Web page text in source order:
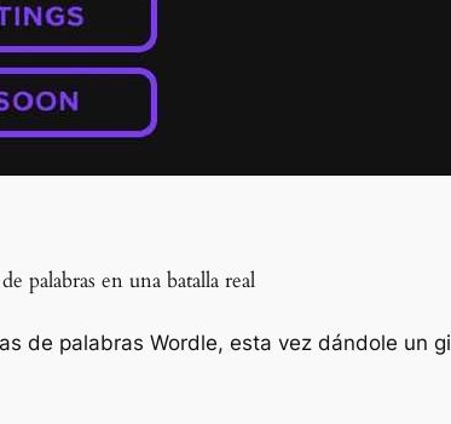
palabras en una batalla real
de palabras Wordle, esta vez dándole un